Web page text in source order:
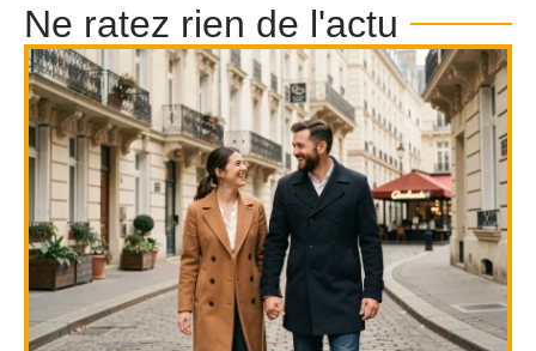
Ne ratez rien de l'actu